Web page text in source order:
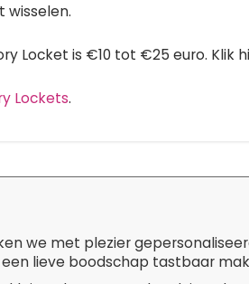
wisselen.
Locket is €10 tot €25 euro. Klik
Lockets.
we met plezier
lieve boodschap tastbaar